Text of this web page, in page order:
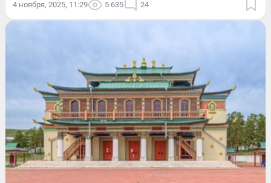
4 ноября, 2025, 11:29 5 635 24